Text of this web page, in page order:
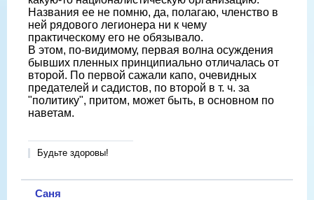
Названия ее не помню, да, полагаю, членство в
ней рядового легионера ни к чему
практическому его не обязывало.
В этом, по-видимому, первая волна осуждения
бывших пленных принципиально отличалась от
второй. По первой сажали капо, очевидных
предателей и садистов, по второй в т. ч. за
"политику", притом, может быть, в основном по
наветам.
Будьте здоровы!
Саня